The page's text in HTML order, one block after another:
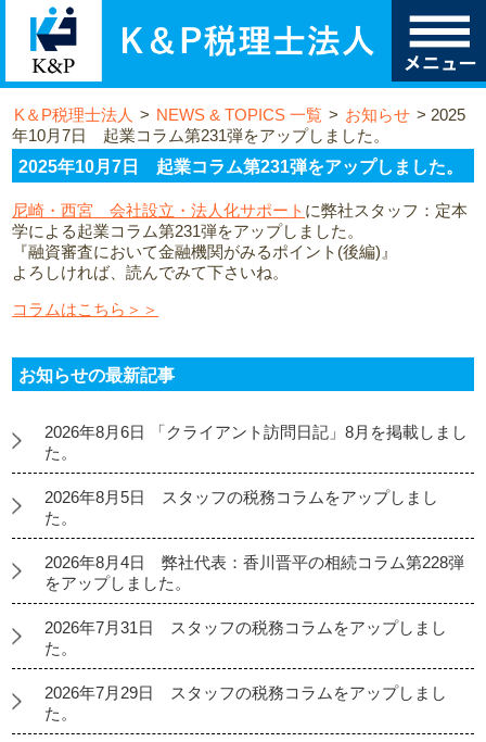
K＆P税理士法人 > NEWS & TOPICS 一覧 > お知らせ >2025
年10月7日 起業コラム第231弾をアップしました。
2025年10月7日 起業コラム第231弾をアップしました。
尼崎・西宮 会社設立・法人化サポート に弊社スタッフ：定本
学による起業コラム第231弾をアップしました。
『融資審査において金融機関がみるポイント(後編)』
よろしければ、読んでみて下さいね。
コラムはこちら＞＞
お知らせの最新記事
2026年8月6日 「クライアント訪問日記」8月を掲載しまし
た。
2026年8月5日 スタッフの税務コラムをアップしまし
た。
2026年8月4日 弊社代表：香川晋平の相続コラム第228弾
をアップしました。
2026年7月31日 スタッフの税務コラムをアップしまし
た。
2026年7月29日 スタッフの税務コラムをアップしまし
た。